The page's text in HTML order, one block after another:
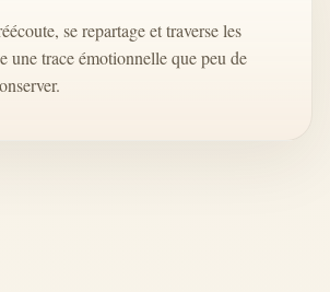
se repartage et traverse les
une trace émotionnelle que peu de